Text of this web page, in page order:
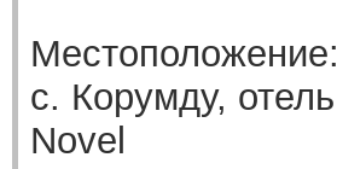
Местоположение:
с. Корумду, отель
Novel